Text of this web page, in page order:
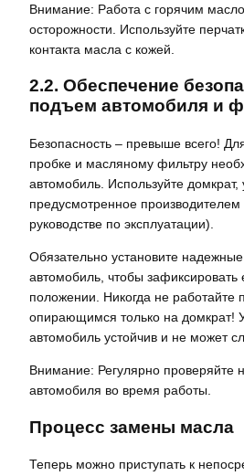
Внимание: Работа с горячим
осторожности. Используйте
контакта масла с кожей.
2.2. Обеспечение
подъем автомобиля и
Безопасность – превыше всего!
пробке и масляному фильтру
автомобиль. Используйте
предусмотренное производителем
руководстве по эксплуатации).
Обязательно установите
автомобиль, чтобы зафиксировать
положении. Никогда не работайте
опирающимся только на домкрат!
автомобиль устойчив и не может
Внимание: Регулярно проверяйте
автомобиля во время работы.
Процесс замены масла
Теперь можно приступать к